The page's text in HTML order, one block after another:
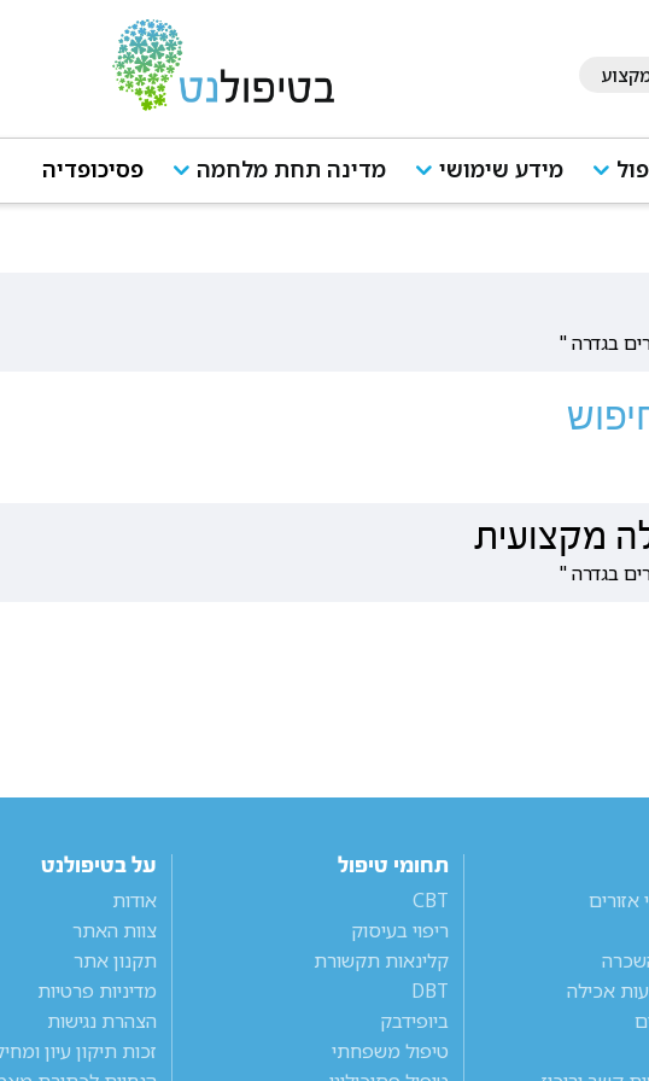
מידע שימושי מדינה תחת מלחמה פסיכופדיה
מקצועית
אכילה
תחומי טיפול
CBT
ריפוי בעיסוק
קלינאות תקשורת
DBT
ביופידבק
טיפול משפחתי
על בטיפולנט
אודות
צוות האתר
תקנון אתר
מדיניות פרטיות
הצהרת נגישות
זכות תיקון עיון